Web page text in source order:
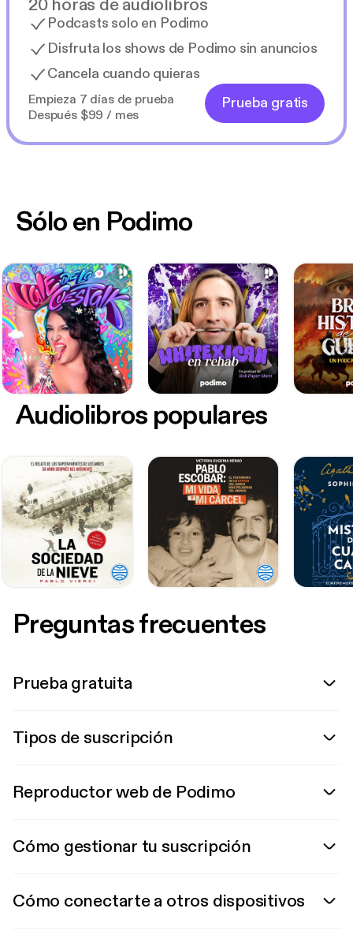
20 horas de audiolibros
Podcasts solo en Podimo
Disfruta los shows de Podimo sin anuncios
Cancela cuando quieras
Empieza 7 días de prueba
Después $99 / mes
Prueba gratis
Sólo en Podimo
Audiolibros populares
Preguntas frecuentes
Prueba gratuita
Tipos de suscripción
Reproductor web de Podimo
Cómo gestionar tu suscripción
Cómo conectarte a otros dispositivos